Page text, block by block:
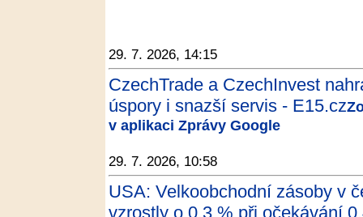
29. 7. 2026, 14:15
CzechTrade a CzechInvest
úspory i snazší servis - E15.cz
v aplikaci Zprávy Google
29. 7. 2026, 10:58
USA: Velkoobchodní zásoby v
vzrostly o 0,3 % při očekávání